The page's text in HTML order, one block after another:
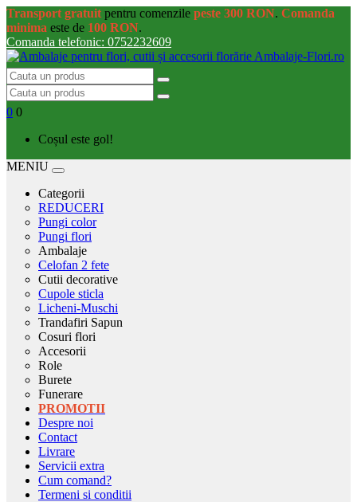
Transport gratuit pentru comenzile peste 300 RON. Comanda
minima este de 100 RON.
Comanda telefonic: 0752232609
0 0
Coșul este gol!
MENIU
Categorii
REDUCERI
Pungi color
Pungi flori
Ambalaje
Celofan 2 fete
Cutii decorative
Cupole sticla
Licheni-Muschi
Trandafiri Sapun
Cosuri flori
Accesorii
Role
Burete
Funerare
PROMOTII
Despre noi
Contact
Livrare
Servicii extra
Cum comand?
Termeni si conditii